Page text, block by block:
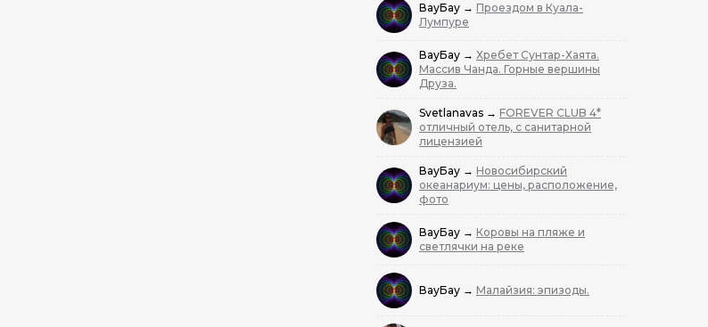
ВауБау → Проездом в Куала-
Лумпуре
ВауБау → Хребет Сунтар-Хаята.
Массив Чанда. Горные вершины
Друза.
Svetlanavas → FOREVER CLUB 4*
отличный отель, с санитарной
лицензией
ВауБау → Новосибирский
океанариум: цены, расположение,
фото
ВауБау → Коровы на пляже и
светлячки на реке
ВауБау → Малайзия: эпизоды.